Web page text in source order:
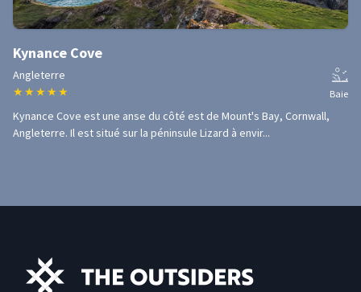
Kynance Cove
Angleterre
★ ★ ★ ★ ★ Baie
Kynance Cove est une anse du côté est de Mount's Bay, Cornwall,
Angleterre. Il est situé sur la péninsule Lizard à envir...